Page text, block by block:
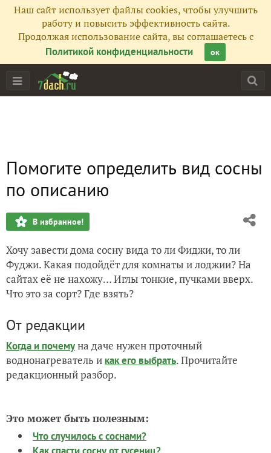
Наш сайт использует файлы cookies, чтобы улучшить
работу и повысить эффективность сайта.
Продолжая использование сайта, вы соглашаетесь с
Политикой конфиденциальности
ок
Помогите определить вид сосны
по описанию
В избранное!
Хочу завести дома сосну вида то ли Фиджи, то ли
Фуджи. Какая подойдёт для комнаты и лоджии? На
сайтах её не нахожу… Иглы тонкие, пучками вверх.
Что это за сорт? Где взять?
От редакции
Когда и почемуна даче нужен проточный
воднонагреватель и как его выбрать. Прочитайте
редакционный разбор.
Это может быть полезным:
Что случилось с соснами?